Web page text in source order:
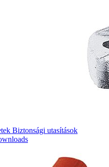
Biztonsági utasítások